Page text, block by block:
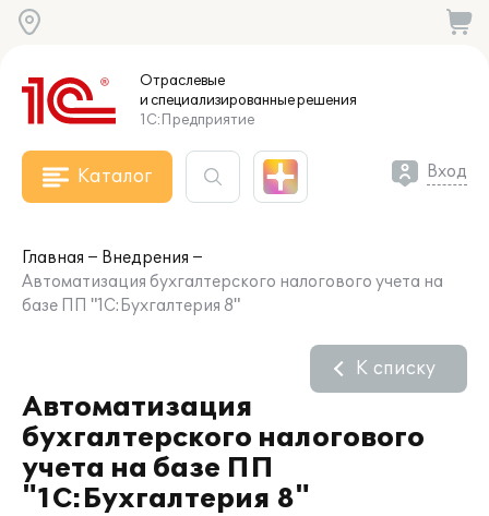
Отраслевые
и специализированныерешения
1С:Предприятие
Каталог Вход
Главная
Внедрения
Автоматизация бухгалтерского налогового учета на
базе ПП "1С:Бухгалтерия 8"
Автоматизация
бухгалтерского налогового
учета на базе ПП
"1С:Бухгалтерия 8"
К списку